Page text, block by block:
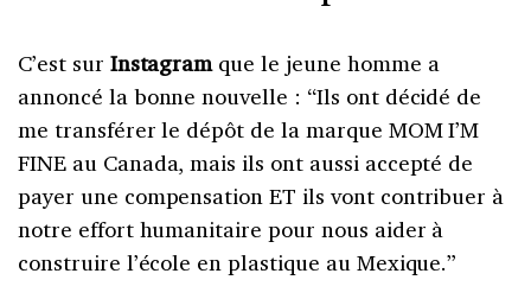
C’est sur Instagramque le jeune homme a
annoncé la bonne nouvelle : “Ils ont décidé de
me transférer le dépôt de la marque MOM I’M
FINE au Canada, mais ils ont aussi accepté de
payer une compensation ET ils vont contribuer à
notre effort humanitaire pour nous aider à
construire l’école en plastique au Mexique.”